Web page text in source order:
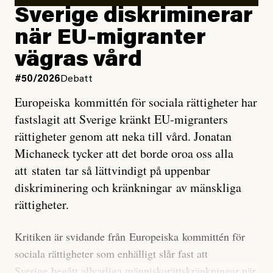
utveckla sig. El Niño är ett återkommande
väderfenomen som uppstår när havsvattnet i delar av
Stilla havet blir ovanligt varmt. Det påverkar vädret
över stora delar av världen och under
forskare allt oftare varnat för att den här El Niñon
Det verkar vara en underdrift, menar nu Zeke
Hausfather.
”Det ser ut som att årets El Niño inte bara med stor
sannolikhet kommer att bli den starkaste sedan
tillförlitliga mätningar inleddes – den kan till och med
marginal”, skriver han.
Sverige diskriminerar
när EU-migranter
vägras vård
#50/2026 Debatt
Europeiska kommittén för sociala rättigheter har
fastslagit att Sverige kränkt EU-migranters
rättigheter genom att neka till vård. Jonatan
Michaneck tycker att det borde oroa oss alla
att staten tar så lättvindigt på uppenbar
diskriminering och kränkningar av mänskliga
rättigheter.
Kritiken är svidande från Europeiska kommittén för
sociala rättigheter som enhälligt slår fast att